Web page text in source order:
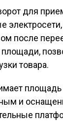
для
после
товара.
и